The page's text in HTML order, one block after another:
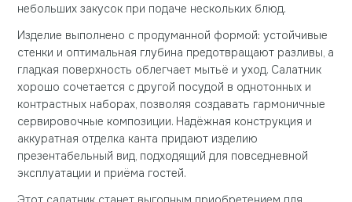
небольших закусок при подаче нескольких блюд.
Изделие выполнено с продуманной формой: устойчивые
стенки и оптимальная глубина предотвращают разливы, а
гладкая поверхность облегчает мытьё и уход. Салатник
хорошо сочетается с другой посудой в однотонных и
контрастных наборах, позволяя создавать гармоничные
сервировочные композиции. Надёжная конструкция и
аккуратная отделка канта придают изделию
презентабельный вид, подходящий для повседневной
эксплуатации и приёма гостей.